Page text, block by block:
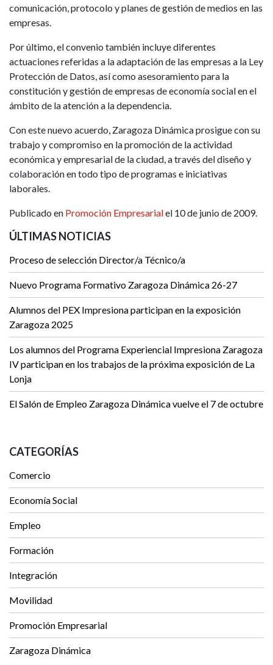
comunicación, protocolo y planes de gestión de medios en las
empresas.
Por último, el convenio también incluye diferentes
actuaciones referidas a la adaptación de las empresas a la Ley
Protección de Datos, así como asesoramiento para la
constitución y gestión de empresas de economía social en el
ámbito de la atención a la dependencia.
Con este nuevo acuerdo, Zaragoza Dinámica prosigue con su
trabajo y compromiso en la promoción de la actividad
económica y empresarial de la ciudad, a través del diseño y
colaboración en todo tipo de programas e iniciativas
laborales.
Publicado en Promoción Empresarialel 10 de junio de 2009.
ÚLTIMAS NOTICIAS
Proceso de selección Director/a Técnico/a
Nuevo Programa Formativo Zaragoza Dinámica 26-27
Alumnos del PEX Impresiona participan en la exposición
Zaragoza 2025
Los alumnos del Programa Experiencial Impresiona Zaragoza
IV participan en los trabajos de la próxima exposición de La
Lonja
El Salón de Empleo Zaragoza Dinámica vuelve el 7 de octubre
CATEGORÍAS
Comercio
Economía Social
Empleo
Formación
Integración
Movilidad
Promoción Empresarial
Zaragoza Dinámica